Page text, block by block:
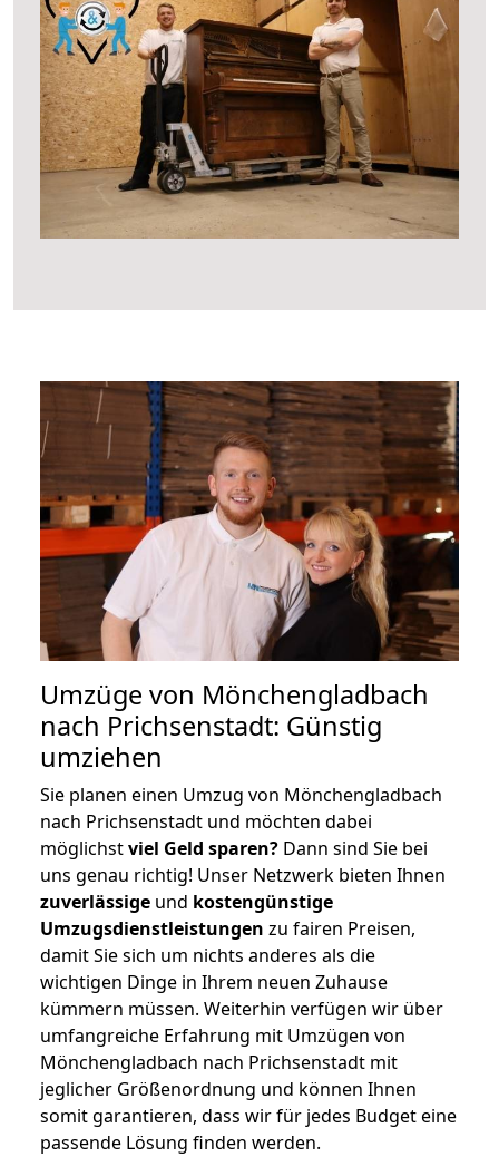
Umzüge von Mönchengladbach
nach Prichsenstadt: Günstig
umziehen
Sie planen einen Umzug von Mönchengladbach
nach Prichsenstadt und möchten dabei
möglichstviel Geld sparen? Dann sind Sie bei
uns genau richtig! Unser Netzwerk bieten Ihnen
zuverlässige und kostengünstige
Umzugsdienstleistungen zu fairen Preisen,
damit Sie sich um nichts anderes als die
wichtigen Dinge in Ihrem neuen Zuhause
kümmern müssen. Weiterhin verfügen wir über
umfangreiche Erfahrung mit Umzügen von
Mönchengladbach nach Prichsenstadt mit
jeglicher Größenordnung und können Ihnen
somit garantieren, dass wir für jedes Budget eine
passende Lösung finden werden.